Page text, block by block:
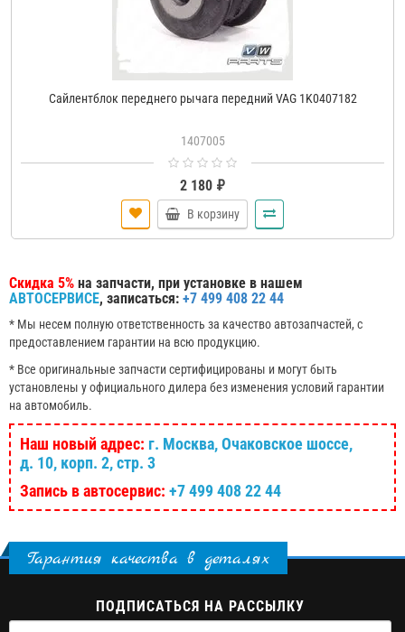
Сайлентблок переднего рычага передний VAG 1K0407182
1407005
2 180 ₽
В корзину
Скидка 5% на запчасти, при установке в нашем
АВТОСЕРВИСЕ, записаться: +7 499 408 22 44
* Мы несем полную ответственность за качество автозапчастей, с
предоставлением гарантии на всю продукцию.
* Все оригинальные запчасти сертифицированы и могут быть
установлены у официального дилера без изменения условий гарантии
на автомобиль.
Наш новый адрес: г. Москва, Очаковское шоссе,
д. 10, корп. 2, стр. 3
Запись в автосервис: +7 499 408 22 44
Гарантия качества в деталях
ПОДПИСАТЬСЯ НА РАССЫЛКУ